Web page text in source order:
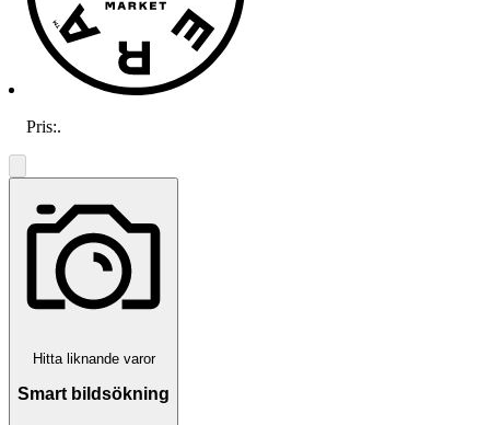
Pris:.
Hitta liknande varor
Smart bildsökning